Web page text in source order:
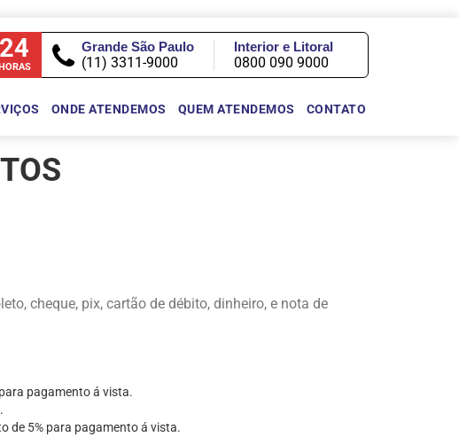
24 Grande São Paulo
(11) 3311-9000
Interior e Litoral
0800 090 9000
ONDE ATENDEMOS QUEM ATENDEMOS CONTATO
cheque, pix, cartão de débito, dinheiro, e nota de
pagamento á vista.
de 5% para pagamento á vista.